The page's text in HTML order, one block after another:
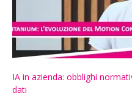
IA in azienda: obblighi
dati